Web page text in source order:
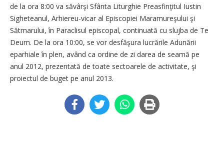
de la ora 8:00 va săvârşi Sfânta Liturghie Preasfinţitul Iustin
Sigheteanul, Arhiereu-vicar al Episcopiei Maramureşului şi
Sătmarului, în Paraclisul episcopal, continuată cu slujba de Te
Deum. De la ora 10:00, se vor desfăşura lucrările Adunării
eparhiale în plen, având ca ordine de zi darea de seamă pe
anul 2012, prezentată de toate sectoarele de activitate, şi
proiectul de buget pe anul 2013.